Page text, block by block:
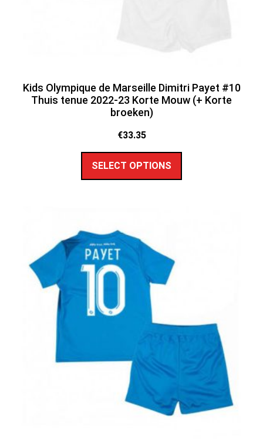
Kids Olympique de Marseille Dimitri Payet #10
Thuis tenue 2022-23 Korte Mouw (+ Korte
broeken)
€33.35
SELECT OPTIONS